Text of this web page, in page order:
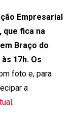
Empresarial
que fica na
Braço do
17h. Os
foto e, para
a
.